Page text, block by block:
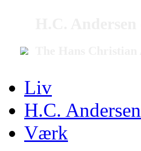
Liv
H.C.
Værk